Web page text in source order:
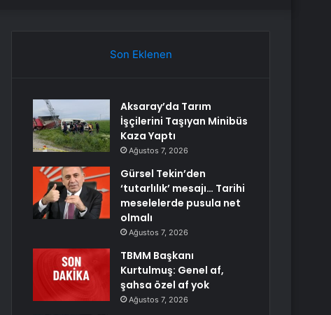
Son Eklenen
Aksaray’da Tarım
İşçilerini Taşıyan Minibüs
Kaza Yaptı
Ağustos 7, 2026
Gürsel Tekin’den
‘tutarlılık’ mesajı… Tarihi
meselelerde pusula net
olmalı
Ağustos 7, 2026
TBMM Başkanı
Kurtulmuş: Genel af,
şahsa özel af yok
Ağustos 7, 2026